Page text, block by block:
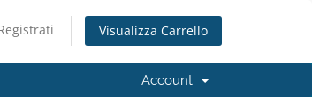
Visualizza Carrello
Account